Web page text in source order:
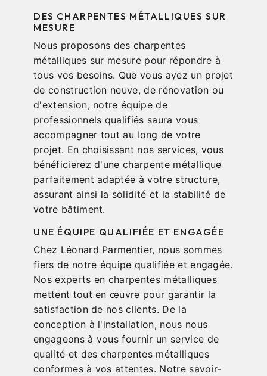
DES CHARPENTES MÉTALLIQUES SUR
MESURE
Nous proposons des charpentes
métalliques sur mesure pour répondre à
tous vos besoins. Que vous ayez un projet
de construction neuve, de rénovation ou
d'extension, notre équipe de
professionnels qualifiés saura vous
accompagner tout au long de votre
projet. En choisissant nos services, vous
bénéficierez d'une charpente métallique
parfaitement adaptée à votre structure,
assurant ainsi la solidité et la stabilité de
votre bâtiment.
UNE ÉQUIPE QUALIFIÉE ET ENGAGÉE
Chez Léonard Parmentier, nous sommes
fiers de notre équipe qualifiée et engagée.
Nos experts en charpentes métalliques
mettent tout en œuvre pour garantir la
satisfaction de nos clients. De la
conception à l'installation, nous nous
engageons à vous fournir un service de
qualité et des charpentes métalliques
conformes à vos attentes. Notre savoir-